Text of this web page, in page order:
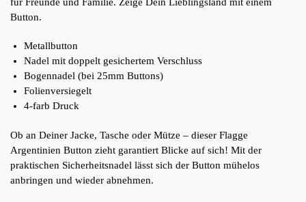
für Freunde und Familie. Zeige Dein Lieblingsland mit einem
Button.
Metallbutton
Nadel mit doppelt gesichertem Verschluss
Bogennadel (bei 25mm Buttons)
Folienversiegelt
4-farb Druck
Ob an Deiner Jacke, Tasche oder Mütze – dieser Flagge
Argentinien Button zieht garantiert Blicke auf sich! Mit der
praktischen Sicherheitsnadel lässt sich der Button mühelos
anbringen und wieder abnehmen.